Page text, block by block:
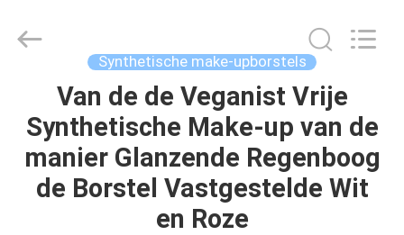
PRODUCTEN
Chanmy
Cosmetics
Synthetische make-upborstels
Van de de Veganist Vrije
Synthetische Make-up van de
manier Glanzende Regenboog
de Borstel Vastgestelde Wit
en Roze